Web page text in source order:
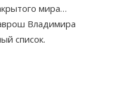
мира…
Владимира
список.